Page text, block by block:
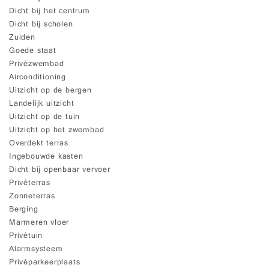
Dicht bij het centrum
Dicht bij scholen
Zuiden
Goede staat
Privézwembad
Airconditioning
Uitzicht op de bergen
Landelijk uitzicht
Uitzicht op de tuin
Uitzicht op het zwembad
Overdekt terras
Ingebouwde kasten
Dicht bij openbaar vervoer
Privéterras
Zonneterras
Berging
Marmeren vloer
Privétuin
Alarmsysteem
Privéparkeerplaats